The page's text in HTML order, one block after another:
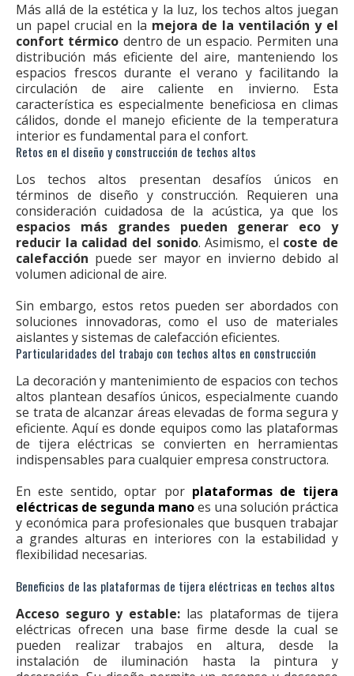
Más allá de la estética y la luz, los techos altos juegan
un papel crucial en la mejora de la ventilación y el
confort térmico dentro de un espacio. Permiten una
distribución más eficiente del aire, manteniendo los
espacios frescos durante el verano y facilitando la
circulación de aire caliente en invierno. Esta
característica es especialmente beneficiosa en climas
cálidos, donde el manejo eficiente de la temperatura
interior es fundamental para el confort.
Retos en el diseño y construcción de techos altos
Los techos altos presentan desafíos únicos en
términos de diseño y construcción. Requieren una
consideración cuidadosa de la acústica, ya que los
espacios más grandes pueden generar eco y
reducir la calidad del sonido. Asimismo, el coste de
calefacción puede ser mayor en invierno debido al
volumen adicional de aire.
Sin embargo, estos retos pueden ser abordados con
soluciones innovadoras, como el uso de materiales
aislantes y sistemas de calefacción eficientes.
Particularidades del trabajo con techos altos en construcción
La decoración y mantenimiento de espacios con techos
altos plantean desafíos únicos, especialmente cuando
se trata de alcanzar áreas elevadas de forma segura y
eficiente. Aquí es donde equipos como las plataformas
de tijera eléctricas se convierten en herramientas
indispensables para cualquier empresa constructora.
En este sentido, optar por plataformas de tijera
eléctricas de segunda manoes una solución práctica
y económica para profesionales que busquen trabajar
a grandes alturas en interiores con la estabilidad y
flexibilidad necesarias.
Beneficios de las plataformas de tijera eléctricas en techos altos
Acceso seguro y estable: las plataformas de tijera
eléctricas ofrecen una base firme desde la cual se
pueden realizar trabajos en altura, desde la
instalación de iluminación hasta la pintura y